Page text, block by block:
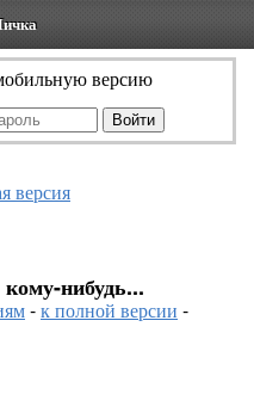
версию
версия
нибудь...
-к полной версии -